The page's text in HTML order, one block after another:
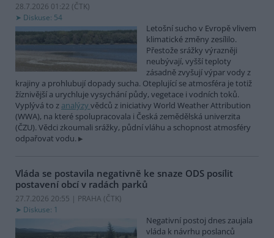
28.7.2026 01:22 (ČTK)
Diskuse: 54
Letošní sucho v Evropě vlivem
klimatické změny zesílilo.
Přestože srážky výrazněji
neubývají, vyšší teploty
zásadně zvyšují výpar vody z
krajiny a prohlubují dopady sucha. Oteplující se atmosféra je totiž
žíznivější a urychluje vysychání půdy, vegetace i vodních toků.
Vyplývá to z analýzy vědců z iniciativy World Weather Attribution
(WWA), na které spolupracovala i Česká zemědělská univerzita
(ČZU). Vědci zkoumali srážky, půdní vláhu a schopnost atmosféry
odpařovat vodu.
Vláda se postavila negativně ke snaze ODS posílit
postavení obcí v radách parků
27.7.2026 20:55 | PRAHA (ČTK)
Diskuse: 1
Negativní postoj dnes zaujala
vláda k návrhu poslanců